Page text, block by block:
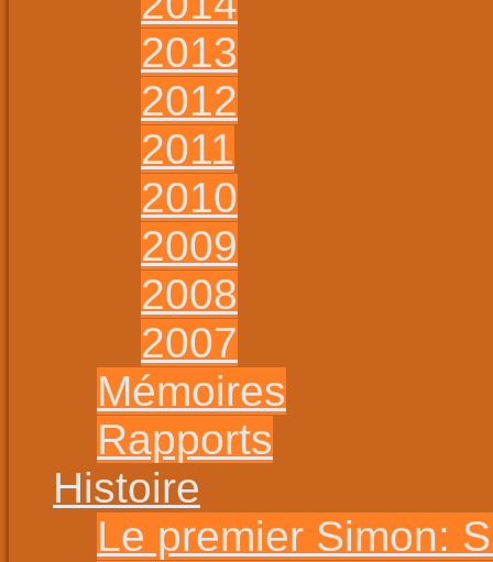
2013
2012
2011
2010
2009
2008
2007
Mémoires
Rapports
Histoire
Le premier Simon: